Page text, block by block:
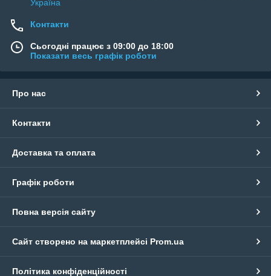
Україна
Контакти
Сьогодні працює з 09:00 до 18:00
Показати весь графік роботи
Про нас
Контакти
Доставка та оплата
Графік роботи
Повна версія сайту
Сайт створено на маркетплейсі Prom.ua
Політика конфіденційності